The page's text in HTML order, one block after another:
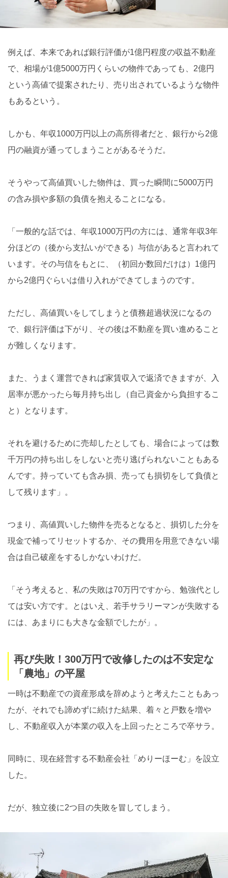
例えば、本来であれば銀行評価が1億円程度の収益不動産
で、相場が1億5000万円くらいの物件であっても、2億円
という高値で提案されたり、売り出されているような物件
もあるという。
しかも、年収1000万円以上の高所得者だと、銀行から2億
円の融資が通ってしまうことがあるそうだ。
そうやって高値買いした物件は、買った瞬間に5000万円
の含み損や多額の負債を抱えることになる。
「一般的な話では、年収1000万円の方には、通常年収3年
分ほどの（後から支払いができる）与信があると言われて
います。その与信をもとに、（初回か数回だけは）1億円
から2億円ぐらいは借り入れができてしまうのです。
ただし、高値買いをしてしまうと債務超過状況になるの
で、銀行評価は下がり、その後は不動産を買い進めること
が難しくなります。
また、うまく運営できれば家賃収入で返済できますが、入
居率が悪かったら毎月持ち出し（自己資金から負担するこ
と）となります。
それを避けるために売却したとしても、場合によっては数
千万円の持ち出しをしないと売り逃げられないこともある
んです。持っていても含み損、売っても損切をして負債と
して残ります」。
つまり、高値買いした物件を売るとなると、損切した分を
現金で補ってリセットするか、その費用を用意できない場
合は自己破産をするしかないわけだ。
「そう考えると、私の失敗は70万円ですから、勉強代とし
ては安い方です。とはいえ、若手サラリーマンが失敗する
には、あまりにも大きな金額でしたが」。
再び失敗！300万円で改修したのは不安定な
「農地」の平屋
一時は不動産での資産形成を辞めようと考えたこともあっ
たが、それでも諦めずに続けた結果、着々と戸数を増や
し、不動産収入が本業の収入を上回ったところで卒サラ。
同時に、現在経営する不動産会社「めりーほーむ」を設立
した。
だが、独立後に2つ目の失敗を冒してしまう。